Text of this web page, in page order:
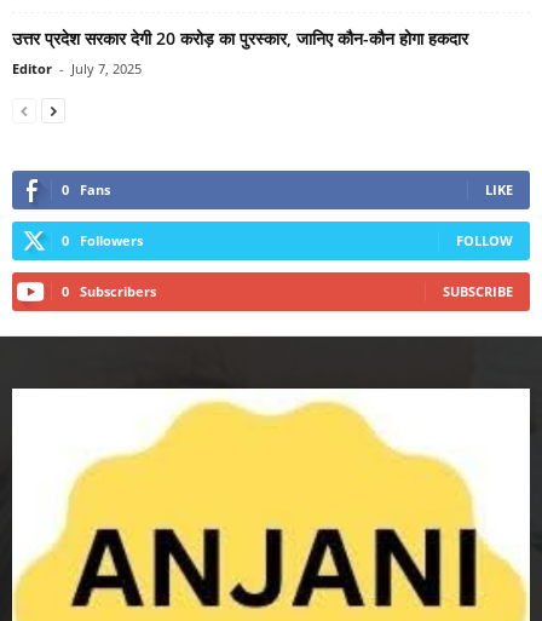
उत्तर प्रदेश सरकार देगी 20 करोड़ का पुरस्कार, जानिए कौन-कौन होगा हकदार
Editor - July 7, 2025
0 Fans LIKE
0 Followers FOLLOW
0 Subscribers SUBSCRIBE